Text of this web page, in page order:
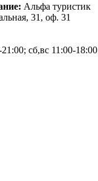
Альфа туристик
31, оф. 31
сб,вс 11:00-18:00